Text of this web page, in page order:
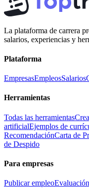
La plataforma de carrera
salarios, experiencias y
Plataforma
EmpresasEmpleosSalarios
Herramientas
Todas las herramientas
artificialEjemplos de
RecomendaciónCarta de
de Despido
Para empresas
Publicar empleo